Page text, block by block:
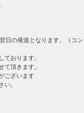
日の発送となります。（コン
おります。
頂きます。
ございます
い。